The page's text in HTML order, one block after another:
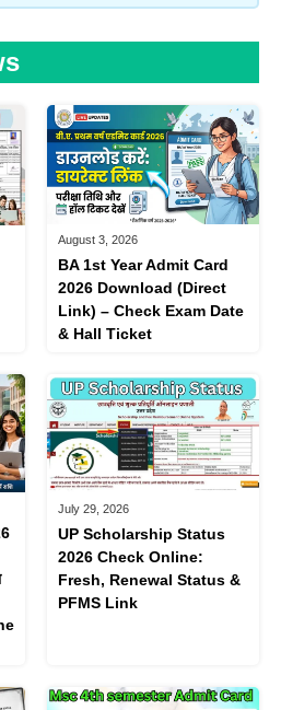
August 3, 2026
BA 1st Year Admit Card
2026 Download (Direct
Link) – Check Exam Date
& Hall Ticket
July 29, 2026
UP Scholarship Status
2026 Check Online:
Fresh, Renewal Status &
PFMS Link